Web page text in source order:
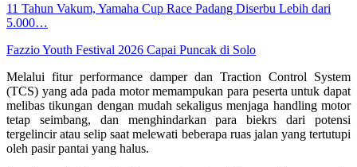
11 Tahun Vakum, Yamaha Cup Race Padang Diserbu Lebih dari
5.000…
Fazzio Youth Festival 2026 Capai Puncak di Solo
Melalui fitur performance damper dan Traction Control System
(TCS) yang ada pada motor memampukan para peserta untuk dapat
melibas tikungan dengan mudah sekaligus menjaga handling motor
tetap seimbang, dan menghindarkan para biekrs dari potensi
tergelincir atau selip saat melewati beberapa ruas jalan yang tertutupi
oleh pasir pantai yang halus.